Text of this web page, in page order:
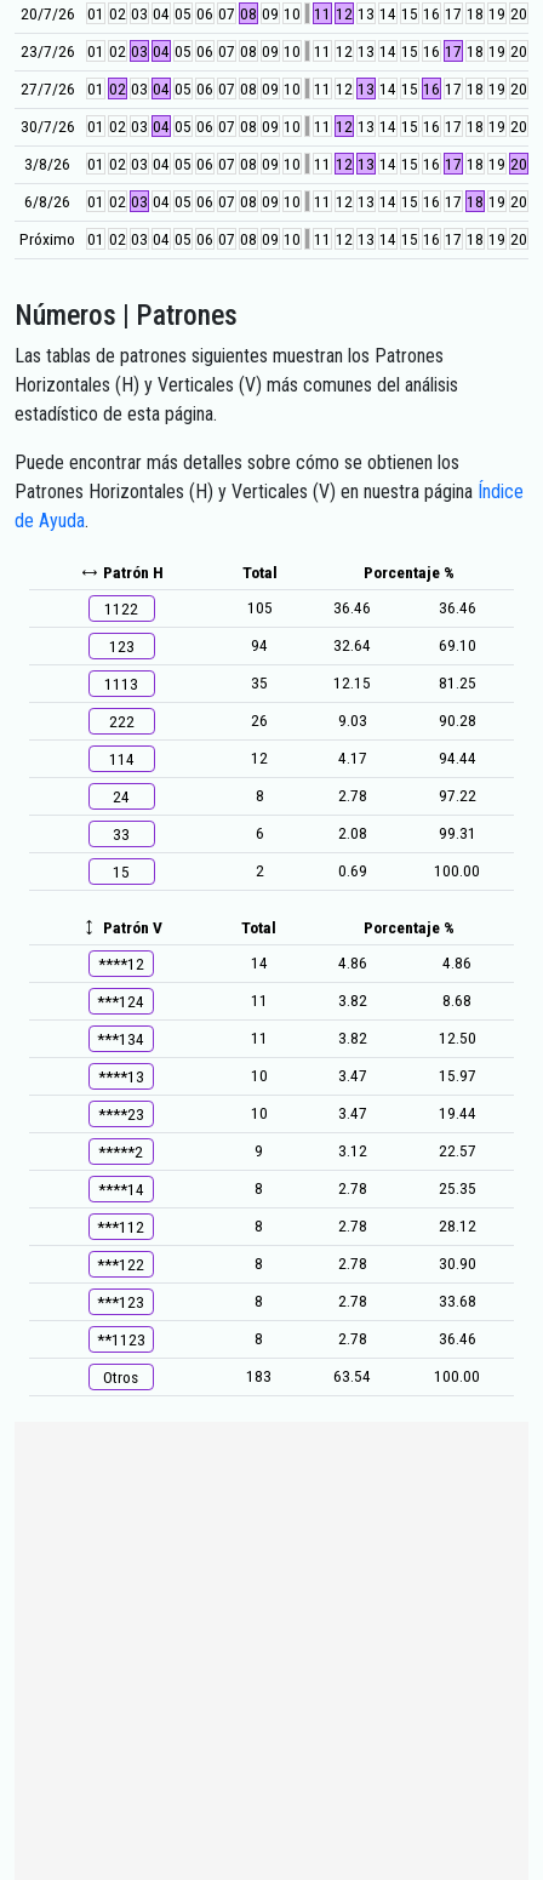
20/7/26
01 02 03 04 05 06 07 08 09 10 11 12 13 14 15 16 17 18 19 20
23/7/26
01 02 03 04 05 06 07 08 09 10 11 12 13 14 15 16 17 18 19 20
27/7/26
01 02 03 04 05 06 07 08 09 10 11 12 13 14 15 16 17 18 19 20
30/7/26
01 02 03 04 05 06 07 08 09 10 11 12 13 14 15 16 17 18 19 20
3/8/26
01 02 03 04 05 06 07 08 09 10 11 12 13 14 15 16 17 18 19 20
6/8/26
01 02 03 04 05 06 07 08 09 10 11 12 13 14 15 16 17 18 19 20
Próximo
01 02 03 04 05 06 07 08 09 10 11 12 13 14 15 16 17 18 19 20
Números | Patrones
Las tablas de patrones siguientes muestran los Patrones
Horizontales (H) y Verticales (V) más comunes del análisis
estadístico de esta página.
Puede encontrar más detalles sobre cómo se obtienen los
Patrones Horizontales (H) y Verticales (V) en nuestra página Índice
de Ayuda.
Patrón H Total
Porcentaje %
1122
105 36.46
36.46
123
94 32.64
69.10
1113
35 12.15
81.25
222
26 9.03
90.28
114
12 4.17
94.44
24
8 2.78
97.22
33
6 2.08
99.31
15
2 0.69 100.00
Patrón V Total
Porcentaje %
****12
14 4.86
4.86
***124
11 3.82
8.68
***134
11 3.82
12.50
****13
10 3.47
15.97
****23
10 3.47
19.44
*****2
9 3.12
22.57
****14
8 2.78
25.35
***112
8 2.78
28.12
***122
8 2.78
30.90
***123
8 2.78
33.68
**1123
8 2.78
36.46
Otros
183 63.54 100.00